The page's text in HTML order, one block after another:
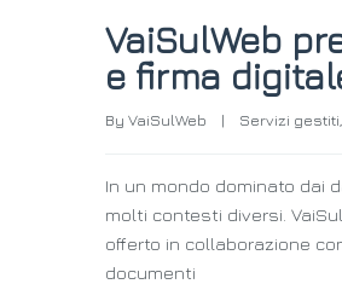
VaiSulWeb
e firma
By VaiSulWeb | Servizi gestiti,
In un mondo dominato dai
molti contesti diversi.
offerto in collaborazione
documenti